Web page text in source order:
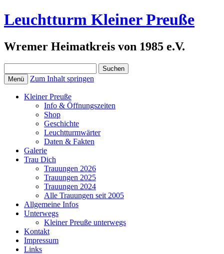
Leuchtturm Kleiner Preuße
Wremer Heimatkreis von 1985 e.V.
nach:
Menü Zum Inhalt springen
Kleiner Preuße
Info & Öffnungszeiten
Shop
Geschichte
Leuchtturmwärter
Daten & Fakten
Galerie
Trau Dich
Trauungen 2026
Trauungen 2025
Trauungen 2024
Alle Trauungen seit 2005
Allgemeine Infos
Unterwegs
Kleiner Preuße unterwegs
Kontakt
Impressum
Links